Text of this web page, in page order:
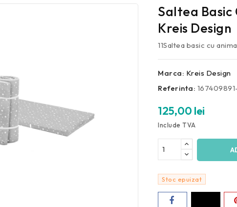
Saltea Basic
Kreis Design
11Saltea basic cu
Marca: Kreis Design
Referinta:
125,00 lei
Include TVA
Stoc epuizat